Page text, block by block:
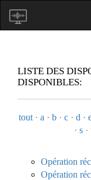
LISTE DES
DISPONIBLES:
tout· a · b· c· d ·
· s·
Opération
Opération